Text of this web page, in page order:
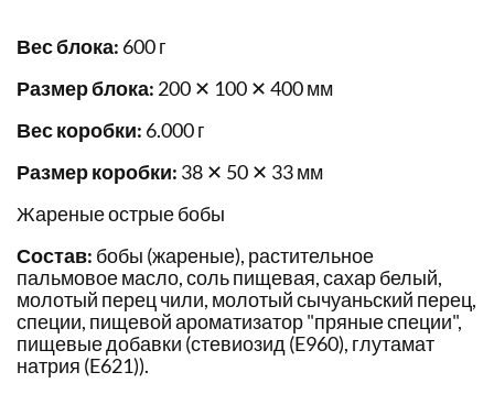
Вес блока: 600 г
Размер блока: 200 ✕ 100 ✕ 400 мм
Вес коробки: 6.000 г
Размер коробки: 38 ✕ 50 ✕ 33 мм
Жареные острые бобы
Состав: бобы (жареные), растительное
пальмовое масло, соль пищевая, сахар белый,
молотый перец чили, молотый сычуаньский перец,
специи, пищевой ароматизатор "пряные специи",
пищевые добавки (стевиозид (E960), глутамат
натрия (E621)).